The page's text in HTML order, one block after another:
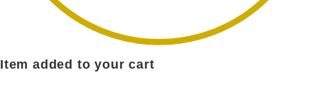
Item added to your cart